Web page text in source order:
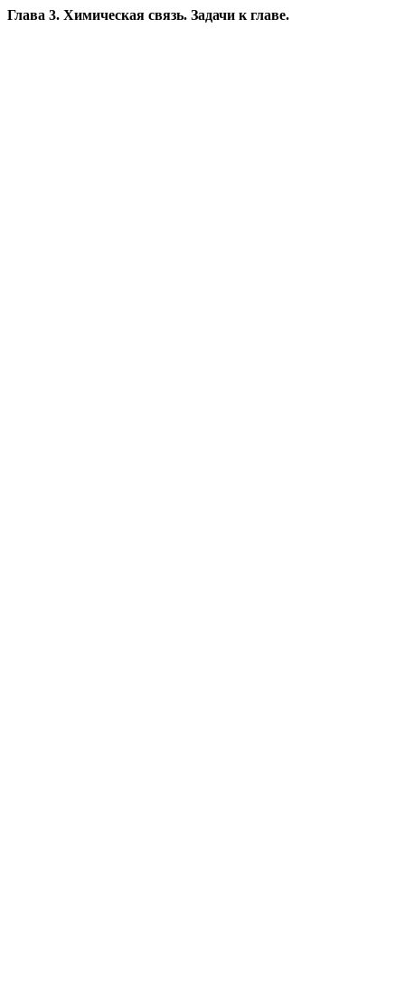
Глава 3. Химическая связь. Задачи к главе.